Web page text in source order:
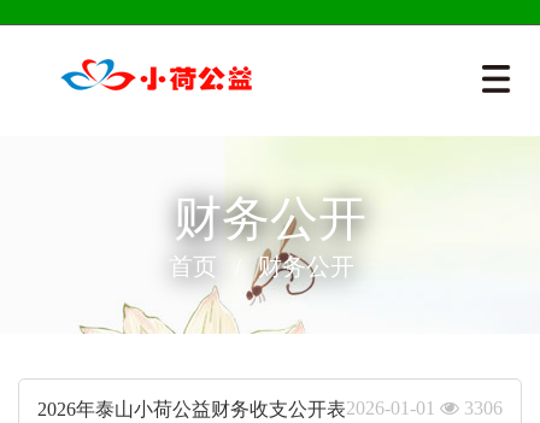
财务公开
首页 财务公开
2026年泰山小荷公益财务收支公开表2026-01-01 3306